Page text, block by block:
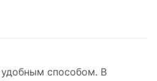
способом. В